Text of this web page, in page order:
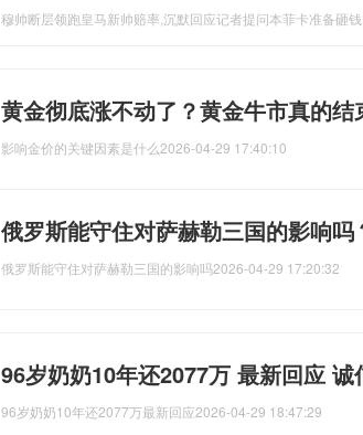
穆帅断层领跑皇马新帅赔率,沉默回应记者提问本菲卡准备砸钱
黄金彻底涨不动了？黄金牛市真的结
影响金价的关键因素是什么2026-04-29 17:40:10
俄罗斯能守住对萨赫勒三国的影响吗
俄罗斯能守住对萨赫勒三国的影响吗2026-04-29 17:20:32
96岁奶奶10年还2077万 最新回应 诚
96岁奶奶10年还2077万最新回应2026-04-29 18:47:29